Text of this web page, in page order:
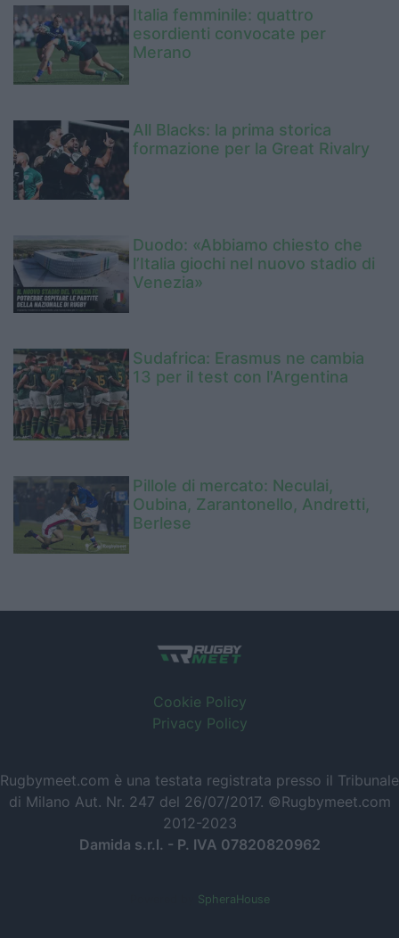
Italia femminile: quattro
esordienti convocate per
Merano
All Blacks: la prima storica
formazione per la Great Rivalry
Duodo: «Abbiamo chiesto che
l’Italia giochi nel nuovo stadio di
Venezia»
Sudafrica: Erasmus ne cambia
13 per il test con l'Argentina
Pillole di mercato: Neculai,
Oubina, Zarantonello, Andretti,
Berlese
Cookie Policy
Privacy Policy
Rugbymeet.com è una testata registrata presso il Tribunale
di Milano Aut. Nr. 247 del 26/07/2017. ©Rugbymeet.com
2012-2023
Damida s.r.l. - P. IVA 07820820962
SpheraHouse